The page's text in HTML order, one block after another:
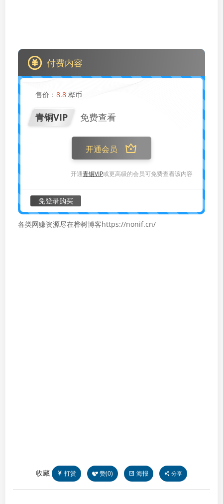
付费内容
售价： 8.8 桦币
青铜VIP 免费查看
开通会员
开通青铜VIP或更高级的会员可免费查看该内容
免登录购买
各类网赚资源尽在桦树博客https://nonif.cn/
收藏 打赏 赞(0) 海报 分享